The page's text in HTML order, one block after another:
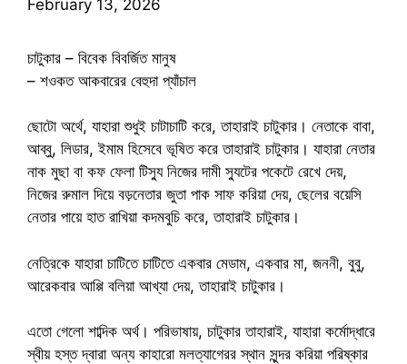
February 13, 2026
চাটুকার – বিবেক বিবর্জিত মানুষ
– শওকত আকবারের বেহুদা প্যাঁচাল
ছোটো অর্থে, যাহারা শুধুই চাটাচাটি করে, তাহারাই চাটুকার। নেতাকে বাবা,
আব্বু, লিডার, ইমাম হিসেবে ভূষিত করে তাহারাই চাটুকার। যাহারা নেতার
নাক মুছা বা কফ ফেলা টিস্যু নিজের দামী স্যুটের পকেটে রেখে দেয়,
নিজের রুমাল দিয়ে বড়নেতার জুতা পাক সাফ করিয়া দেয়, ছেলের বয়েসি
নেতার পায়ে হাত রাখিয়া কদমবুচি করে, তাহারাই চাটুকার।
নেত্রিকে যাহারা চাটিতে চাটিতে একবার মেডাম, একবার মা, জননী, বুবু,
আরেকবার আপ্পি বলিয়া আখ্যা দেয়, তাহারাই চাটুকার।
এতো গেলো শাব্দিক অর্থ। পরিভাষায়, চাটুকার তাহারাই, যাহারা কর্মোদ্ধারে
স্বীয় হস্ত দ্বারা অন্য কাহারো মলত্যাগেরর স্থান সুন্দর করিয়া পরিষ্কার